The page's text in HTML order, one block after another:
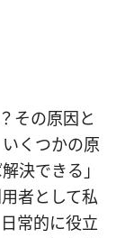
その原因と
くつかの原
決できる」
者として私
常的に役立